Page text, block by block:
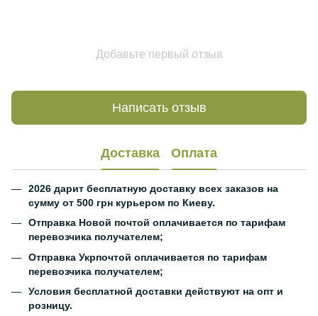
Добавьте первый отзыв
Написать отзыв
Доставка Оплата
2026 дарит бесплатную доставку всех заказов на
сумму от 500 грн курьером по Киеву.
Отправка Новой почтой оплачивается по тарифам
перевозчика получателем;
Отправка Укрпочтой оплачивается по тарифам
перевозчика получателем;
Условия бесплатной доставки действуют на опт и
розницу.